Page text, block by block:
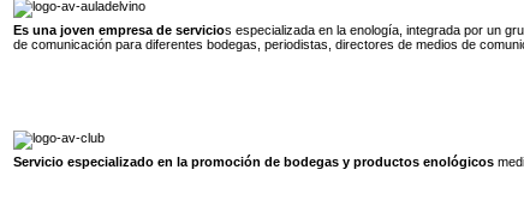
Es una joven empresa de servicios especializada en la enología, integrada por un
de comunicación para diferentes bodegas, periodistas, directores de medios de
Servicio especializado en la promoción de bodegas y productos enológicos